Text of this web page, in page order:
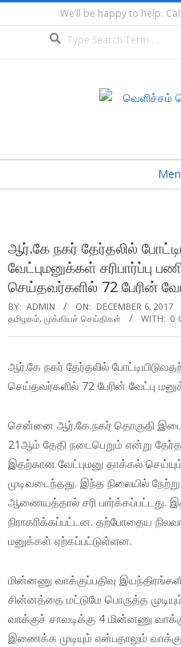
to
We’ll be happy to help.
ஆர்.கே நகர் தேர்தலில்
வேட்புமனுக்கள் சரிபார்ப்பு
செய்தவர்களில் 72 பேரின்
BY: ADMIN ON: DECEMBER 6, 2017
தமிழகம், முக்கியச் செய்திகள் WITH: 0
ஆர்.கே நகர் தேர்தலில்
செய்தவர்களில் 72 பேரின் வேட்பு
சென்னை ஆர்.கே.நகர் தொகுதி
21ஆம் தேதி நடைபெறும் என்று
இதற்கான வேட்புமனு தாக்கல்
முடிவடைந்தது. இந்த நிலையில்
ஆணையத்தால் சரி பார்க்கப்பட்டது.
நிராகரிக்கப்பட்டன. தற்போதைய
மனுக்கள் ஏற்கப்பட்டுள்ளன.
மின்னணு வாக்குப்பதிவு
சின்னத்தை மட்டுமே பொருத்த
வாக்குச் சாவடிக்கு 4 மின்னணு
இணைக்க முடியும் என்பதாலும்